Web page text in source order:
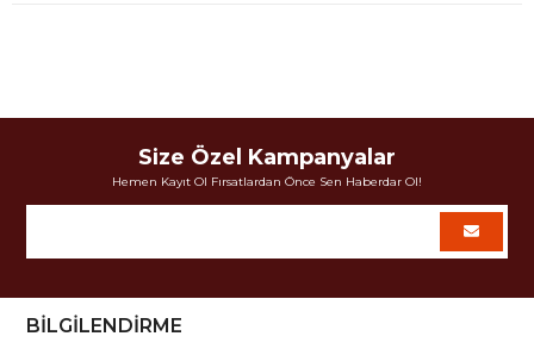
Size Özel Kampanyalar
Hemen Kayıt Ol Fırsatlardan Önce Sen Haberdar Ol!
BİLGİLENDİRME